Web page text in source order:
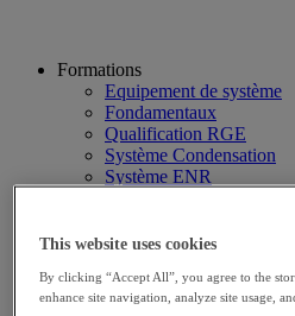
Formations
Equipement de système
Fondamentaux
Qualification RGE
Système Condensation
Système ENR
Webinaire
Hôtels
Planning
This website uses cookies
By clicking “Accept All”, you agree to the
enhance site navigation, analyze site usage,